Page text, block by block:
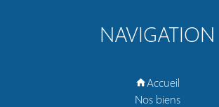
NAVIGATION
Accueil
Nos biens